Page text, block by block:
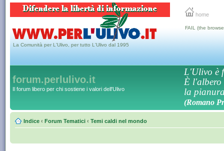
home
La Comunità per L'Ulivo, per tutto L'Ulivo dal 1995
FAIL (the
forum.perlulivo.it
Il forum libero per chi sostiene i valori dell'Ulivo
L'Ulivo è
È l'albero
la
(Romano
Indice ‹ Forum Tematici ‹ Temi caldi nel mondo